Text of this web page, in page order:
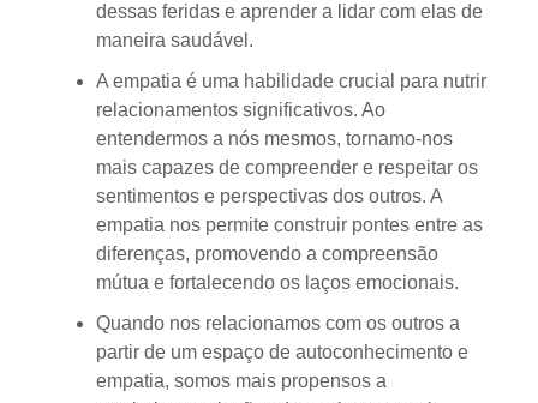
dessas feridas e aprender a lidar com elas de
maneira saudável.
A empatia é uma habilidade crucial para nutrir
relacionamentos significativos. Ao
entendermos a nós mesmos, tornamo-nos
mais capazes de compreender e respeitar os
sentimentos e perspectivas dos outros. A
empatia nos permite construir pontes entre as
diferenças, promovendo a compreensão
mútua e fortalecendo os laços emocionais.
Quando nos relacionamos com os outros a
partir de um espaço de autoconhecimento e
empatia, somos mais propensos a